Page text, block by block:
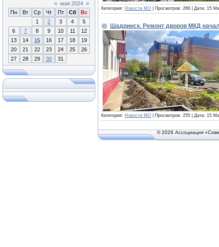
« мая 2024 »
Пн
Вт Ср Чт Пт Сб
Вс
1
2 3 4
5
6
7 8 9 10 11
12
13
14 15 16 17 18
19
20
21 22 23 24 25
26
27
28 29 30 31
Категория: Новости МО | Просмотров: 266 | Дата: 15
Шадринск. Ремонт дворов МКД
Категория: Новости МО | Просмотров: 255 | Дата: 15
© 2026 Ассоциация